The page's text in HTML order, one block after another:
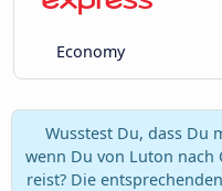
Economy
Wusstest Du, dass Du
wenn Du von Luton nach
reist? Die